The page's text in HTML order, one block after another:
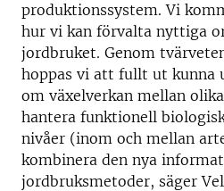
produktionssystem. Vi
hur vi kan förvalta nyttiga
jordbruket. Genom
hoppas vi att fullt ut kunna
om växelverkan mellan
hantera funktionell
nivåer (inom och mellan
kombinera den nya
jordbruksmetoder, säger